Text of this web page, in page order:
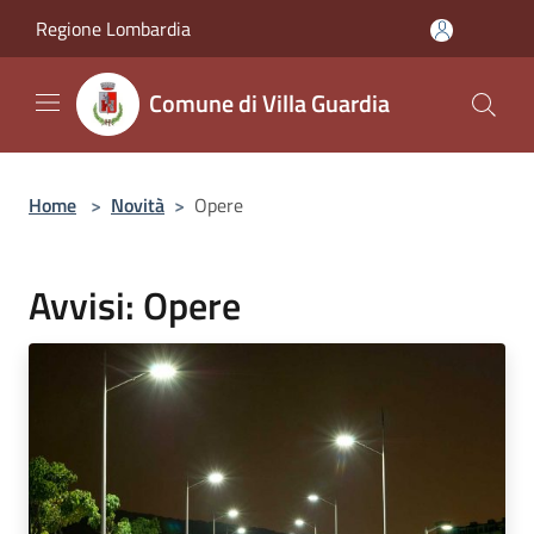
Regione Lombardia
Comune di Villa Guardia
Home > Novità > Opere
Avvisi: Opere